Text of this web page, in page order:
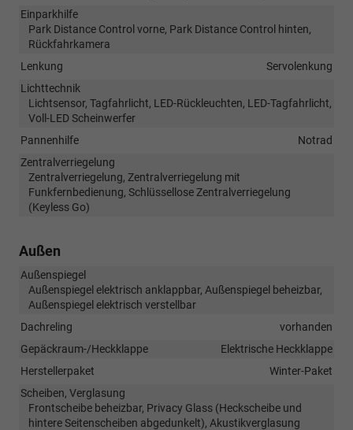
Einparkhilfe
Park Distance Control vorne, Park Distance Control hinten,
Rückfahrkamera
Lenkung
Servolenkung
Lichttechnik
Lichtsensor, Tagfahrlicht, LED-Rückleuchten, LED-Tagfahrlicht,
Voll-LED Scheinwerfer
Pannenhilfe
Notrad
Zentralverriegelung
Zentralverriegelung, Zentralverriegelung mit
Funkfernbedienung, Schlüssellose Zentralverriegelung
(Keyless Go)
Außen
Außenspiegel
Außenspiegel elektrisch anklappbar, Außenspiegel beheizbar,
Außenspiegel elektrisch verstellbar
Dachreling
vorhanden
Gepäckraum-/Heckklappe
Elektrische Heckklappe
Herstellerpaket
Winter-Paket
Scheiben, Verglasung
Frontscheibe beheizbar, Privacy Glass (Heckscheibe und
hintere Seitenscheiben abgedunkelt), Akustikverglasung